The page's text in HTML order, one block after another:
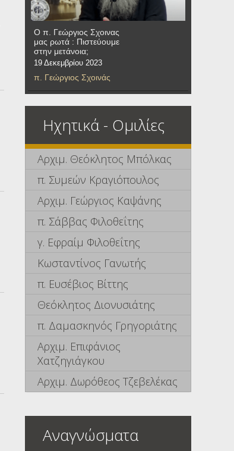
Ο π. Γεώργιος Σχοινας
μας ρωτά : Πιστεύουμε
στην μετάνοια;
19 Δεκεμβρίου 2023
π. Γεώργιος Σχοινάς
Ηχητικά - Ομιλίες
Αρχιμ. Θεόκλητος Μπόλκας
π. Συμεών Κραγιόπουλος
Αρχιμ. Γεώργιος Καψάνης
π. Σάββας Φιλοθεΐτης
γ. Εφραίμ Φιλοθεΐτης
Κωσταντίνος Γανωτής
π. Ευσέβιος Βίττης
Θεόκλητος Διονυσιάτης
π. Δαμασκηνός Γρηγοριάτης
Αρχιμ. Επιφάνιος
Χατζηγιάγκου
Αρχιμ. Δωρόθεος Τζεβελέκας
Αναγνώσματα